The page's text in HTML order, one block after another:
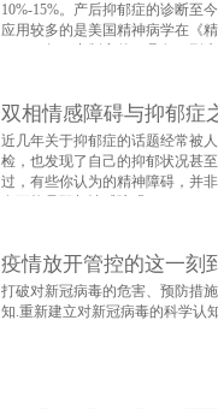
10%-15%。产后抑郁症的诊断至
应用较多的是美国精神病学在《
近几年关于抑郁症的话题经常被
检，也发现了自己的抑郁状况甚
过，有些你认为的精神障碍，并
有可能是双相情感障碍。
打破对新冠病毒的危害、预防措
知.重新建立对新冠病毒的科学认知